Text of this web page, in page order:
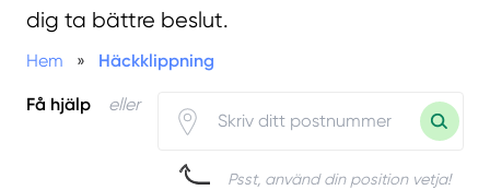
dig ta bättre beslut.
Hem » Häckklippning
Få hjälp eller
Psst, använd din position vetja!